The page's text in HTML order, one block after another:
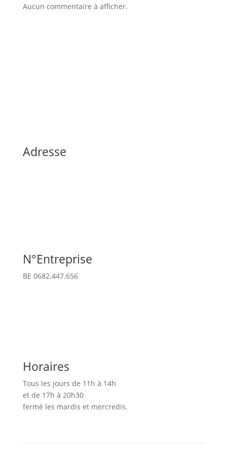
Aucun commentaire à afficher.
Adresse
N°Entreprise
BE 0682.447.656
Horaires
Tous les jours de 11h à 14h
et de 17h à 20h30
fermé les mardis et mercredis.